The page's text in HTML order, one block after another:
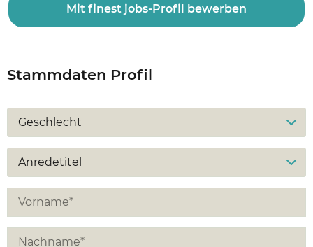
Mit finest jobs-Profil bewerben
Stammdaten Profil
Geschlecht
Anredetitel